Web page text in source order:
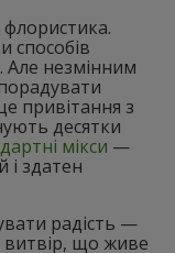
флористика.
способів
Але незмінним
привітання з
десятки
мікси —
і здатен
радість —
витвір, що живе